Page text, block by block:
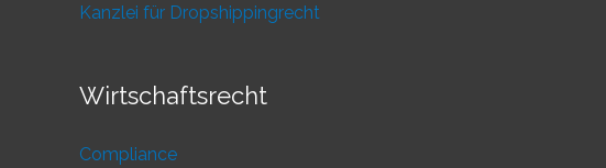
Kanzlei für Dropshippingrecht
Wirtschaftsrecht
Compliance